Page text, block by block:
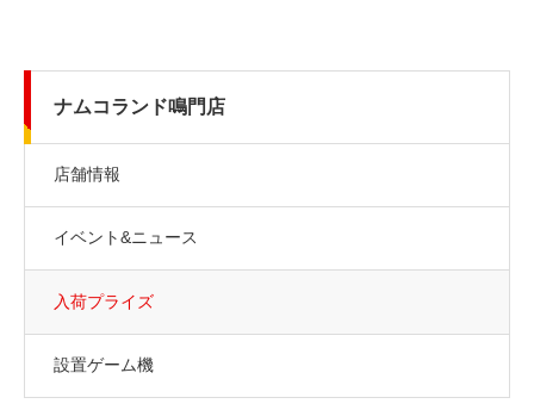
ナムコランド鳴門店
店舗情報
イベント&ニュース
入荷プライズ
設置ゲーム機